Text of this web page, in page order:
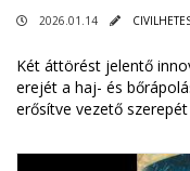
2026.01.14
Két áttörést jelentő
erejét a haj- és
erősítve vezető